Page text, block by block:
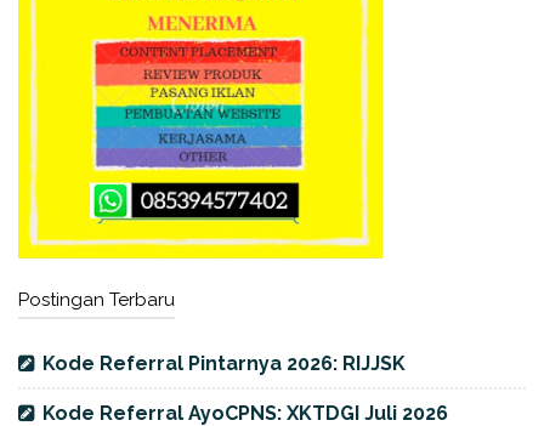
Postingan Terbaru
Kode Referral Pintarnya 2026: RIJJSK
Kode Referral AyoCPNS: XKTDGI Juli 2026